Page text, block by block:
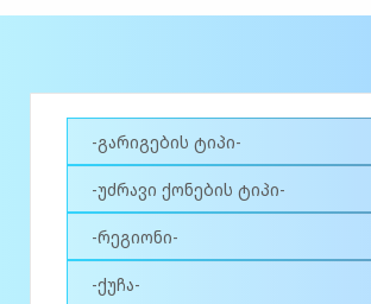
-გარიგების ტიპი-
-უძრავი ქონების ტიპი-
-რეგიონი-
-ქუჩა-